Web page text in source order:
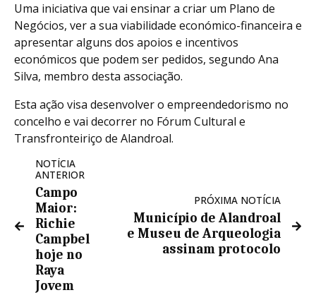
Uma iniciativa que vai ensinar a criar um Plano de
Negócios, ver a sua viabilidade económico-financeira e
apresentar alguns dos apoios e incentivos
económicos que podem ser pedidos, segundo Ana
Silva, membro desta associação.
Esta ação visa desenvolver o empreendedorismo no
concelho e vai decorrer no Fórum Cultural e
Transfronteiriço de Alandroal.
NOTÍCIA
ANTERIOR
Campo
Maior:
Richie
Campbel
hoje no
Raya
Jovem
PRÓXIMA NOTÍCIA
Município de Alandroal
e Museu de Arqueologia
assinam protocolo